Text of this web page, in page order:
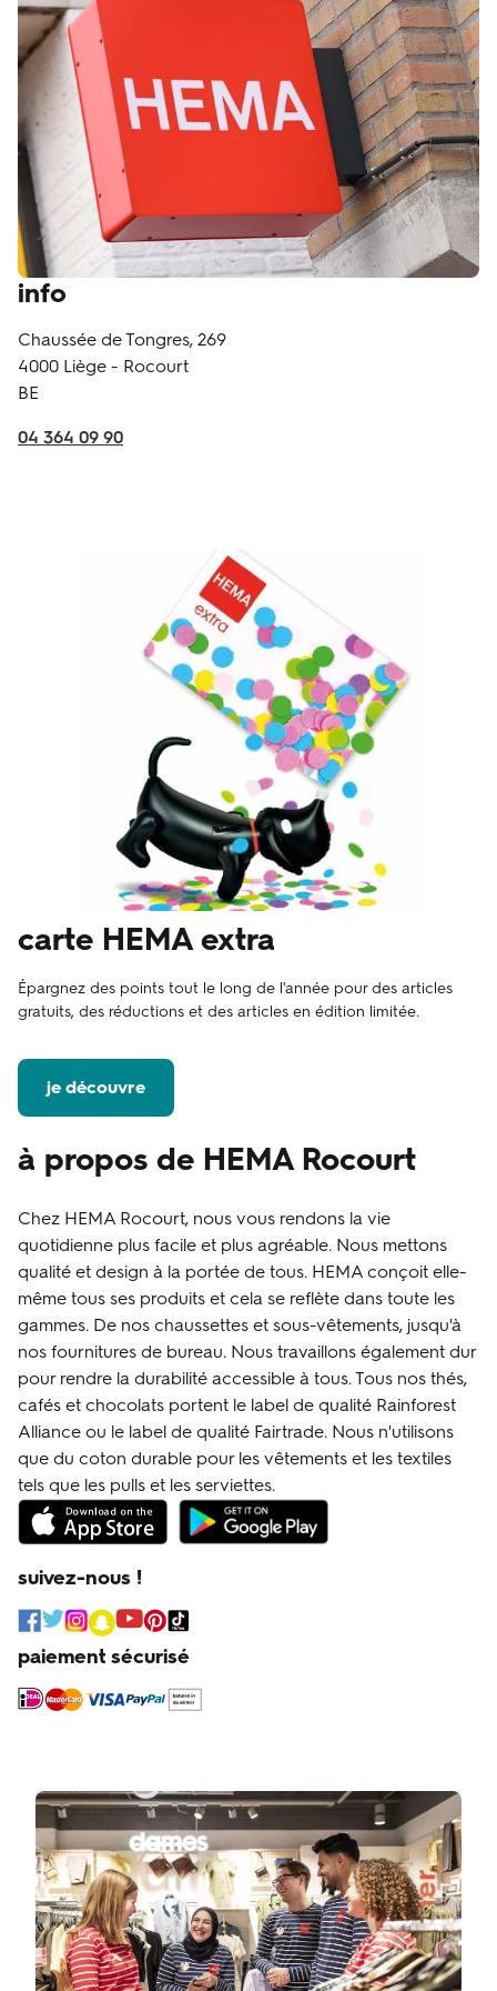
info
Chaussée de Tongres, 269
4000 Liège - Rocourt
BE
04 364 09 90
carte HEMA extra
Épargnez des points tout le long de l'année pour des articles
gratuits, des réductions et des articles en édition limitée.
je découvre
à propos de HEMA Rocourt
Chez HEMA Rocourt, nous vous rendons la vie
quotidienne plus facile et plus agréable. Nous mettons
qualité et design à la portée de tous. HEMA conçoit elle-
même tous ses produits et cela se reflète dans toute les
gammes. De nos chaussettes et sous-vêtements, jusqu'à
nos fournitures de bureau. Nous travaillons également dur
pour rendre la durabilité accessible à tous. Tous nos thés,
cafés et chocolats portent le label de qualité Rainforest
Alliance ou le label de qualité Fairtrade. Nous n'utilisons
que du coton durable pour les vêtements et les textiles
tels que les pulls et les serviettes.
suivez-nous !
paiement sécurisé